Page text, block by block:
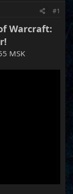
#1
Warcraft:
MSK